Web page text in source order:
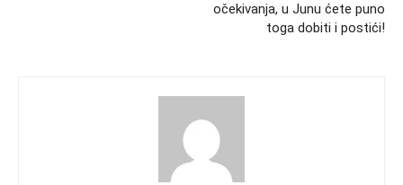
očekivanja, u Junu ćete puno
toga dobiti i postići!